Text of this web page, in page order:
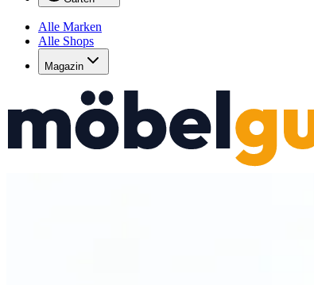
Alle Marken
Alle Shops
Magazin